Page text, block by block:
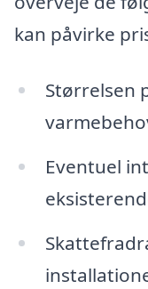
kan påvirke
Størrelsen
Eventuel